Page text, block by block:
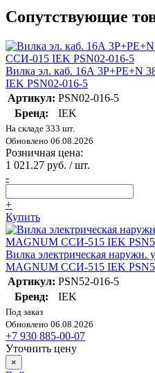
Сопутствующие
Вилка эл. каб. 16А 3P+PE+N
IEK PSN02-016-5
Артикул: PSN02-016-5
Бренд:
IEK
На складе 333 шт.
Обновлено 06.08.2026
Розничная цена:
1 021.27 руб. / шт.
-
+
Купить
Вилка электрическая наружн.
MAGNUM ССИ-515 IEK
Артикул: PSN52-016-5
Бренд:
IEK
Под заказ
Обновлено 06.08.2026
+7 930 885-00-07
Уточнить цену
×